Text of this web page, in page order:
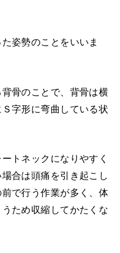
姿勢のことをいいま
骨のことで、背骨は横
字形に弯曲している状
トネックになりやすく
合は頭痛を引き起こし
で行う作業が多く、体
ため収縮してかたくな